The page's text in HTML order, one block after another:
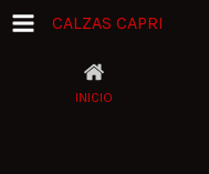
CALZAS CAPRI
INICIO